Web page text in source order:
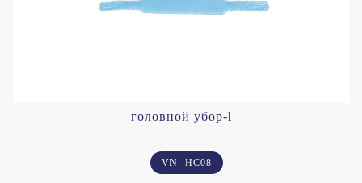
головной убор-l
VN- HC08